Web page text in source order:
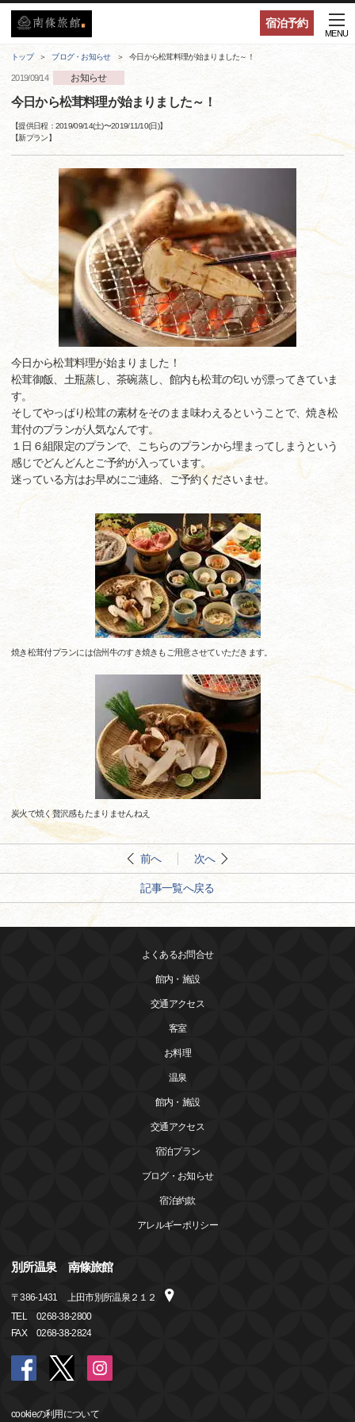
宿泊予約
MENU
トップ ブログ・お知らせ 今日から松茸料理が始まりました～！
2019/09/14 お知らせ
今日から松茸料理が始まりました～！
【提供日程：2019/09/14(土)〜2019/11/10(日)】
【新プラン】
今日から松茸料理が始まりました！
松茸御飯、土瓶蒸し、茶碗蒸し、館内も松茸の匂いが漂ってきていま
す。
そしてやっぱり松茸の素材をそのまま味わえるということで、焼き松
茸付のプランが人気なんです。
１日６組限定のプランで、こちらのプランから埋まってしまうという
感じでどんどんとご予約が入っています。
迷っている方はお早めにご連絡、ご予約くださいませ。
焼き松茸付プランには信州牛のすき焼きもご用意させていただきます。
炭火で焼く贅沢感もたまりませんねえ
前へ 次へ
記事一覧へ戻る
よくあるお問合せ
館内・施設
交通アクセス
客室
お料理
温泉
館内・施設
交通アクセス
宿泊プラン
ブログ・お知らせ
宿泊約款
アレルギーポリシー
別所温泉 南條旅館
〒386-1431
上田市別所温泉２１２
TEL
0268-38-2800
FAX
0268-38-2824
cookieの利用について